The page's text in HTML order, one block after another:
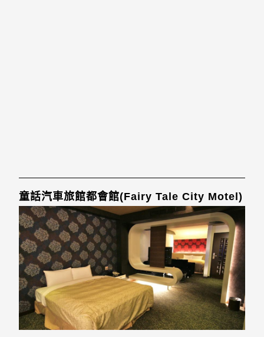
童話汽車旅館都會館(Fairy Tale City Motel)